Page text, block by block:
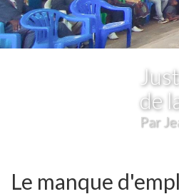
de
Par
Le manque